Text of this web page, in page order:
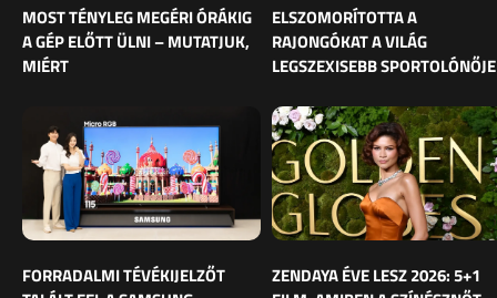
MOST TÉNYLEG MEGÉRI ÓRÁKIG
A GÉP ELŐTT ÜLNI – MUTATJUK,
MIÉRT
ELSZOMORÍTOTTA A
RAJONGÓKAT A VILÁG
LEGSZEXISEBB SPORTOLÓNŐJE
FORRADALMI TÉVÉKIJELZŐT
ZENDAYA ÉVE LESZ 2026: 5+1